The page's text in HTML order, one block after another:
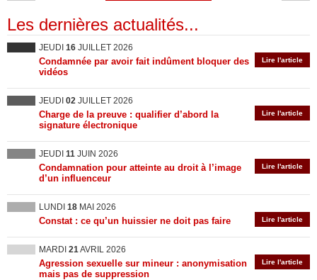
Les dernières actualités...
JEUDI 16 JUILLET 2026
Lire l'article
Condamnée par avoir fait indûment bloquer des
vidéos
JEUDI 02 JUILLET 2026
Lire l'article
Charge de la preuve : qualifier d’abord la
signature électronique
JEUDI 11 JUIN 2026
Lire l'article
Condamnation pour atteinte au droit à l’image
d’un influenceur
LUNDI 18 MAI 2026
Lire l'article
Constat : ce qu’un huissier ne doit pas faire
MARDI 21AVRIL 2026
Lire l'article
Agression sexuelle sur mineur : anonymisation
mais pas de suppression